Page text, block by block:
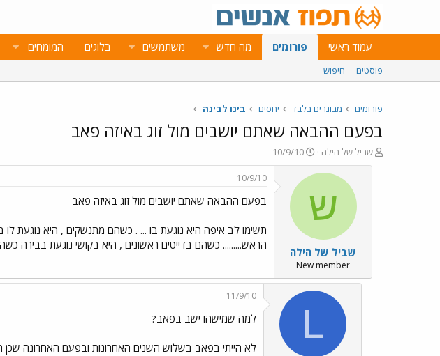
עמוד ראשי פורומים מה חדש משתמשים בלוגים המומחים
פוסטים חיפוש
פורומים מבוגרים בלבד יחסים בינו לבינה
בפעם ההבאה שאתם יושבים מול זוג באיזה פאב
פ
ו
שביל של הילה
פ
ו
ר
ת
ר
י
ך
10/9/10
ש
שביל של הילה
New member
10/9/10
בפעם ההבאה שאתם יושבים מול זוג באיזה פאב
תשימו לב איפה היא נוגעת בו ... . כשהם מתנשקים , היא נוגעת
הראש......... כשהם בדייטים ראשונים , היא בקושי נוגעת בבירה
L
11/9/10
למה שמישהו ישב בפאב?
לא הייתי בפאב בשלוש השנים האחרונות ובפעם האחרונה שכן